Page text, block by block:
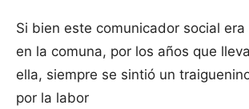
Si bien este comunicador social
en la comuna, por los años que
ella, siempre se sintió un
por la labor